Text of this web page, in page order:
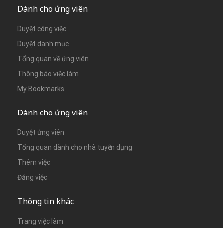
Dành cho ứng viên
Duyệt công việc
Duyệt danh mục
Tổng quan về ứng viên
Thông báo việc làm
My Bookmarks
Dành cho ứng viên
Duyệt ứng viên
Tổng quan dành cho nhà tuyển dụng
Thêm việc
Đăng việc
Thông tin khác
Trang việc làm